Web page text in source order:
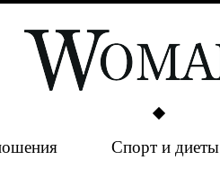
Спорт и диеты